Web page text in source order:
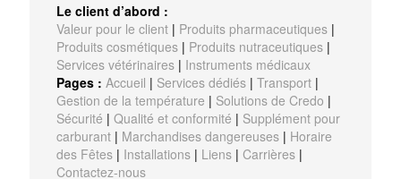
Le client d’abord :
Valeur pour le client | Produits pharmaceutiques |
Produits cosmétiques | Produits nutraceutiques |
Services vétérinaires | Instruments médicaux
Pages : Accueil | Services dédiés |Transport |
Gestion de la température | Solutions de Credo |
Sécurité |Qualité et conformité | Supplément pour
carburant | Marchandises dangereuses | Horaire
des Fêtes | Installations | Liens |Carrières |
Contactez-nous